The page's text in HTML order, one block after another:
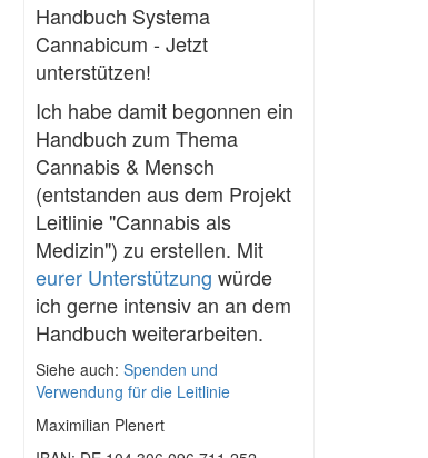
Handbuch Systema
Cannabicum - Jetzt
unterstützen!
Ich habe damit begonnen ein
Handbuch zum Thema
Cannabis & Mensch
(entstanden aus dem Projekt
Leitlinie "Cannabis als
Medizin") zu erstellen. Mit
eurer Unterstützung würde
ich gerne intensiv an an dem
Handbuch weiterarbeiten.
Siehe auch: Spenden und
Verwendung für die Leitlinie
Maximilian Plenert